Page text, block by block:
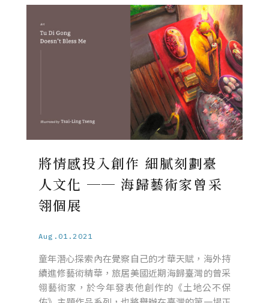
將情感投入創作 細膩刻劃臺
人文化 ── 海歸藝術家曾采
翎個展
Aug.01.2021
童年潛心探索內在覺察自己的才華天賦，海外持
續進修藝術精華，旅居美國近期海歸臺灣的曾采
翎藝術家，於今年發表他創作的《土地公不保